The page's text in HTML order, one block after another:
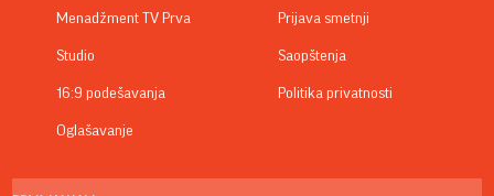
Menadžment TV Prva
Studio
16:9 podešavanja
Oglašavanje
Prijava smetnji
Saopštenja
Politika privatnosti